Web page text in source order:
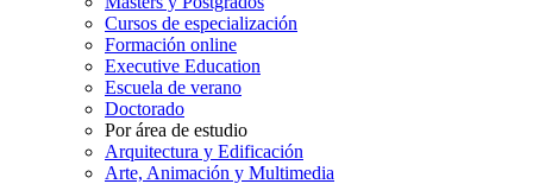
Cursos de especialización
Formación online
Executive Education
Escuela de verano
Doctorado
Por área de estudio
Arquitectura y Edificación
Arte, Animación y Multimedia